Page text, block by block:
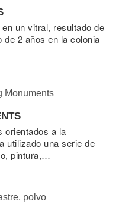
un vitral, resultado de
2 años en la colonia
orientados a la
utilizado una serie de
pintura,…